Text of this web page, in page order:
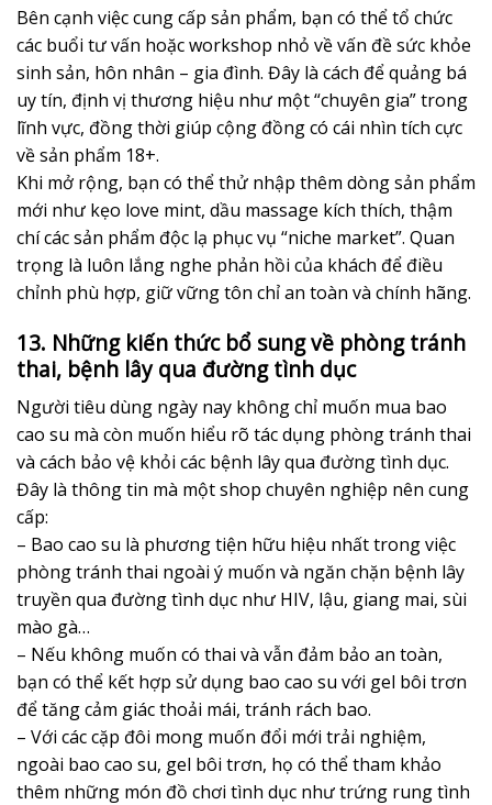
Bên cạnh việc cung cấp sản phẩm, bạn có thể tổ chức
các buổi tư vấn hoặc workshop nhỏ về vấn đề sức khỏe
sinh sản, hôn nhân – gia đình. Đây là cách để quảng bá
uy tín, định vị thương hiệu như một “chuyên gia” trong
lĩnh vực, đồng thời giúp cộng đồng có cái nhìn tích cực
về sản phẩm 18+.
Khi mở rộng, bạn có thể thử nhập thêm dòng sản phẩm
mới như kẹo love mint, dầu massage kích thích, thậm
chí các sản phẩm độc lạ phục vụ “niche market”. Quan
trọng là luôn lắng nghe phản hồi của khách để điều
chỉnh phù hợp, giữ vững tôn chỉ an toàn và chính hãng.
13. Những kiến thức bổ sung về phòng tránh
thai, bệnh lây qua đường tình dục
Người tiêu dùng ngày nay không chỉ muốn mua bao
cao su mà còn muốn hiểu rõ tác dụng phòng tránh thai
và cách bảo vệ khỏi các bệnh lây qua đường tình dục.
Đây là thông tin mà một shop chuyên nghiệp nên cung
cấp:
– Bao cao su là phương tiện hữu hiệu nhất trong việc
phòng tránh thai ngoài ý muốn và ngăn chặn bệnh lây
truyền qua đường tình dục như HIV, lậu, giang mai, sùi
mào gà…
– Nếu không muốn có thai và vẫn đảm bảo an toàn,
bạn có thể kết hợp sử dụng bao cao su với gel bôi trơn
để tăng cảm giác thoải mái, tránh rách bao.
– Với các cặp đôi mong muốn đổi mới trải nghiệm,
ngoài bao cao su, gel bôi trơn, họ có thể tham khảo
thêm những món đồ chơi tình dục như trứng rung tình